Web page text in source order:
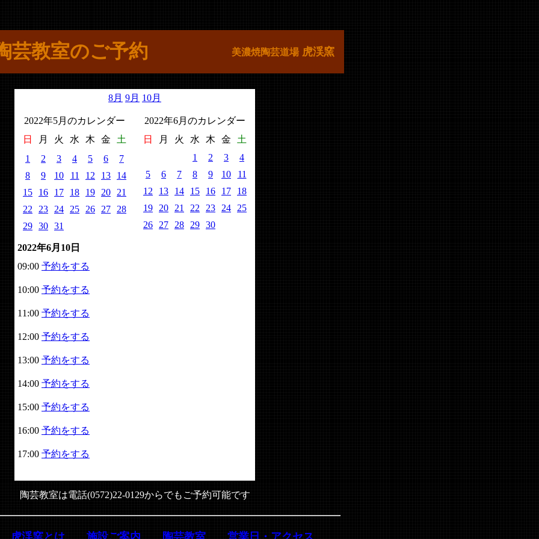
芸教室のご予約 美濃焼陶芸道場 虎渓窯
8月 9月 10月
2022年5月のカレンダー
日
月 火 水 木 金
土
1
2 3 4 5 6
7
8
9 10 11 12 13
14
15
16 17 18 19 20
21
22
23 24 25 26 27
28
29 30 31
2022年6月のカレンダー
日
月 火 水 木 金
土
1
2 3
4
5
6 7 8 9 10
11
12
13 14 15 16 17
18
19
20 21 22 23 24
25
26
27 28 29 30
2022年6月10日
09:00 予約をする
10:00 予約をする
11:00 予約をする
12:00 予約をする
13:00 予約をする
14:00 予約をする
15:00 予約をする
16:00 予約をする
17:00 予約をする
陶芸教室は電話(0572)22-0129からでもご予約可能です
虎渓窯とは 施設ご案内 陶芸教室 営業日・アクセス